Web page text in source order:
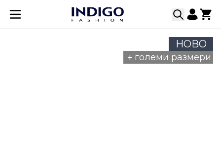
Прескачане към съдържанието
НОВО
+ големи размери